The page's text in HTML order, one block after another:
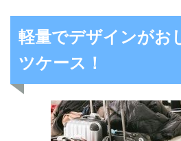
軽量でデザインがお
ツケース！